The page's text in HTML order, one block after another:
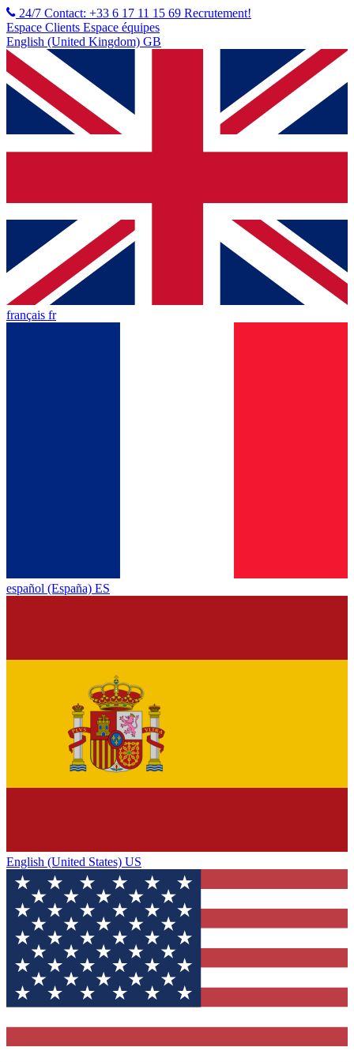
24/7 Contact: +33 6 17 11 15 69 Recrutement!
Espace Clients Espace équipes
English (United Kingdom) GB
français fr
español (España) ES
English (United States) US